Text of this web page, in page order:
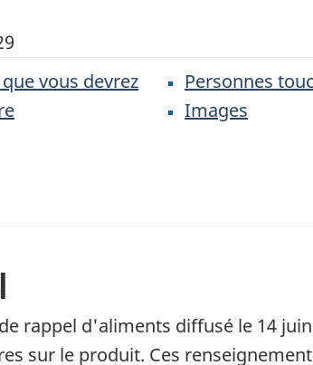
que vous devrez
Personnes
Images
rappel d'aliments diffusé le 14
sur le produit. Ces